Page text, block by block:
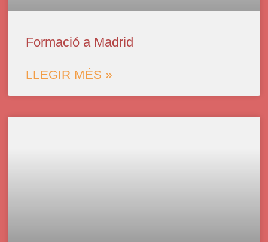
Formació a Madrid
LLEGIR MÉS »